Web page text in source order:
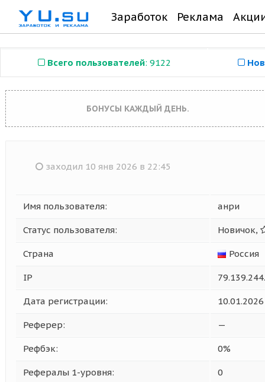
Заработок Реклама
Всего пользователей: 9122
БОНУСЫ КАЖДЫЙ ДЕНЬ.
заходил 10 янв 2026 в 22:45
Имя пользователя: анри
Статус пользователя: Новичок,
Страна Россия
IP
Дата регистрации: 10.01.2026
Реферер: —
Рефбэк: 0%
Рефералы 1-уровня: 0